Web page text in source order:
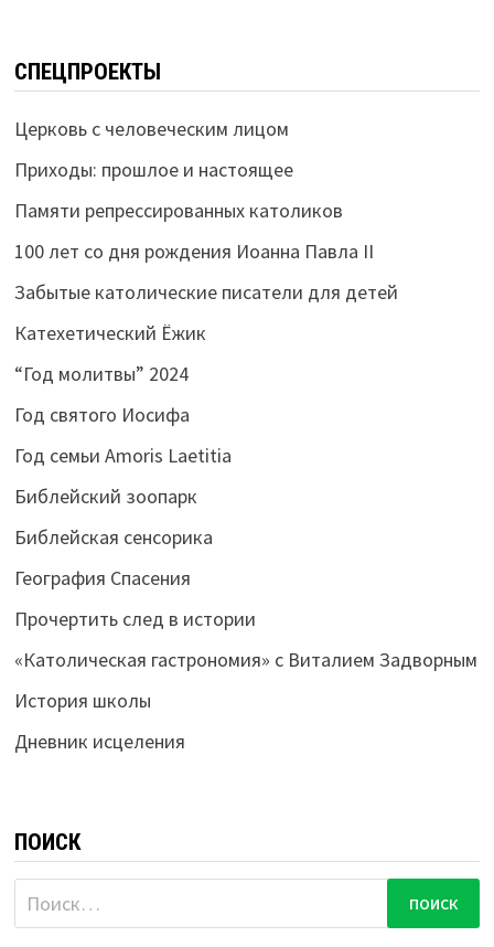
СПЕЦПРОЕКТЫ
Церковь с человеческим лицом
Приходы: прошлое и настоящее
Памяти репрессированных католиков
100 лет со дня рождения Иоанна Павла II
Забытые католические писатели для детей
Катехетический Ёжик
“Год молитвы” 2024
Год святого Иосифа
Год семьи Amoris Laetitia
Библейский зоопарк
Библейская сенсорика
География Спасения
Прочертить след в истории
«Католическая гастрономия» с Виталием Задворным
История школы
Дневник исцеления
ПОИСК
Найти: